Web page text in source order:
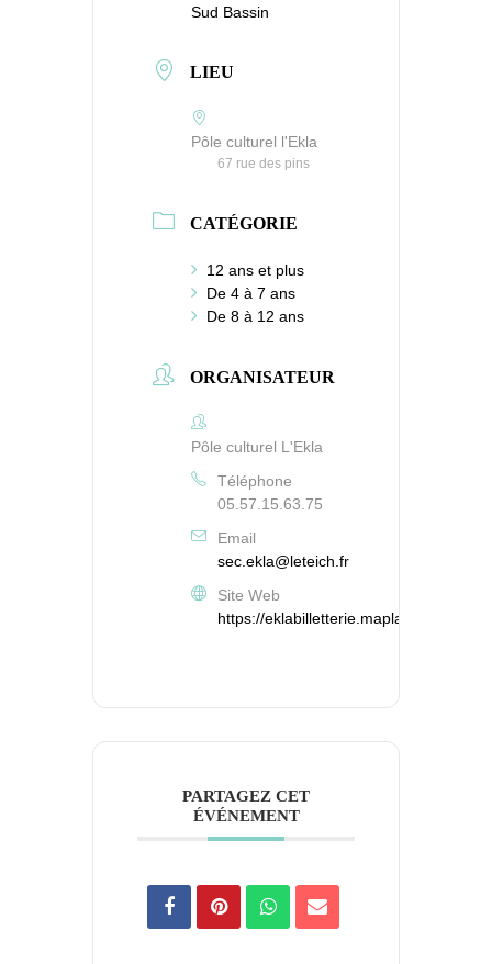
Sud Bassin
LIEU
Pôle culturel l'Ekla
67 rue des pins
CATÉGORIE
12 ans et plus
De 4 à 7 ans
De 8 à 12 ans
ORGANISATEUR
Pôle culturel L'Ekla
Téléphone
05.57.15.63.75
Email
sec.ekla@leteich.fr
Site Web
https://eklabilletterie.maplace.fr/
PARTAGEZ CET
ÉVÉNEMENT